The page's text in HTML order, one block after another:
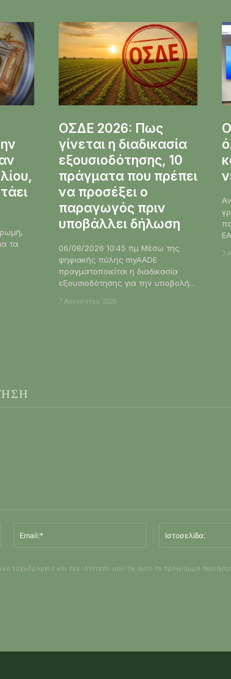
τα
ΟΣΔΕ 2026: Πως
γίνεται η διαδικασία
εξουσιοδότησης, 10
πράγματα που πρέπει
να προσέξει ο
παραγωγός πριν
υποβάλλει δήλωση
06/08/2026 10:45 πμ Μέσω της
ψηφιακής πύλης myAADE
πραγματοποιείται η διαδικασία
εξουσιοδότησης για την υποβολή...
7 Αυγούστου 2026
7
ταχυδρομείο και τον ιστότοπό μου σε αυτό το πρόγραμμα